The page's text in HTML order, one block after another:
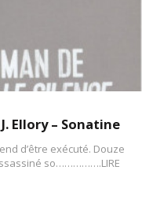
Ellory – Sonatine
d’être exécuté. Douze
so…………….LIRE